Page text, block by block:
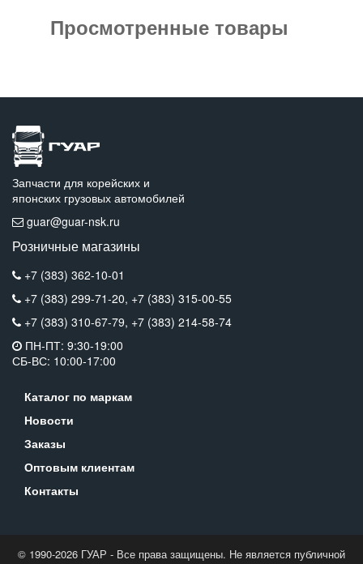
Просмотренные товары
Запчасти для корейских и
японских грузовых автомобилей
guar@guar-nsk.ru
Розничные магазины
+7 (383) 362-10-01
+7 (383) 299-71-20, +7 (383) 315-00-55
+7 (383) 310-67-79, +7 (383) 214-58-74
ПН-ПТ: 9:30-19:00
СБ-ВС: 10:00-17:00
Каталог по маркам
Новости
Заказы
Оптовым клиентам
Контакты
© 1990-2026 ГУАР - Все права защищены. Не является публичной